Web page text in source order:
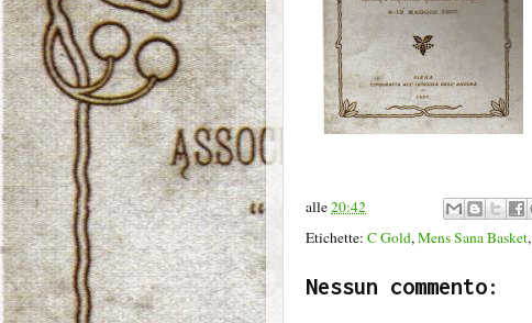
alle20:42
Etichette: C Gold,Mens Sana Basket,
Nessun commento: